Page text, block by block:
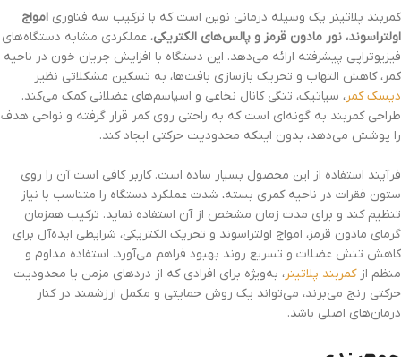
کمربند پلاتینر یک وسیله درمانی نوین است که با ترکیب سه فناوری امواج
اولتراسوند، نور مادون قرمز و پالس‌های الکتریکی، عملکردی مشابه دستگاه‌های
فیزیوتراپی پیشرفته ارائه می‌دهد. این دستگاه با افزایش جریان خون در ناحیه
کمر، کاهش التهاب و تحریک بازسازی بافت‌ها، به تسکین مشکلاتی نظیر
دیسک کمر، سیاتیک، تنگی کانال نخاعی و اسپاسم‌های عضلانی کمک می‌کند.
طراحی کمربند به گونه‌ای است که به راحتی روی کمر قرار گرفته و نواحی هدف
را پوشش می‌دهد، بدون اینکه محدودیت حرکتی ایجاد کند.
فرآیند استفاده از این محصول بسیار ساده است. کاربر کافی است آن را روی
ستون فقرات در ناحیه کمری بسته، شدت عملکرد دستگاه را متناسب با نیاز
تنظیم کند و برای مدت زمان مشخص از آن استفاده نماید. ترکیب همزمان
گرمای مادون قرمز، امواج اولتراسوند و تحریک الکتریکی، شرایطی ایده‌آل برای
کاهش تنش عضلات و تسریع روند بهبود فراهم می‌آورد. استفاده مداوم و
منظم ازکمربند پلاتینر، به‌ویژه برای افرادی که از دردهای مزمن یا محدودیت
حرکتی رنج می‌برند، می‌تواند یک روش حمایتی و مکمل ارزشمند در کنار
درمان‌های اصلی باشد.